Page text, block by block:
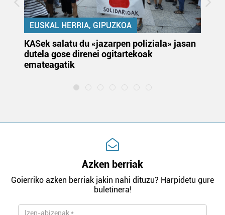
EUSKAL HERRIA, GIPUZKOA
KASek salatu du «jazarpen poliziala» jasan
dutela gose direnei ogitartekoak
emateagatik
Azken berriak
Goierriko azken berriak jakin nahi dituzu? Harpidetu gure
buletinera!